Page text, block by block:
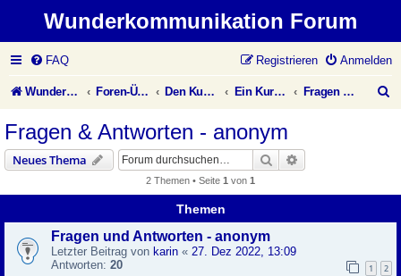
Wunderkommunikation Forum
FAQ Anmelden
Registrieren
Wunderkommunikation Website Foren-Übersicht Den Kurs leben Ein Kurs in Wundern Fragen & Antworten - anonym
e
Fragen & Antworten - anonym
Neues Thema Suche
2 Themen • Seite 1 von 1
Themen
Fragen und Antworten - anonym
Letzter Beitrag von karin « 27. Dez 2022, 13:09
Antworten: 20 1 2